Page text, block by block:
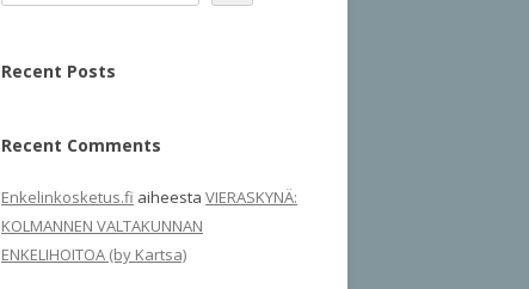
Recent Posts
Recent Comments
Enkelinkosketus.fi aiheesta VIERASKYNÄ:
KOLMANNEN VALTAKUNNAN
ENKELIHOITOA (by Kartsa)